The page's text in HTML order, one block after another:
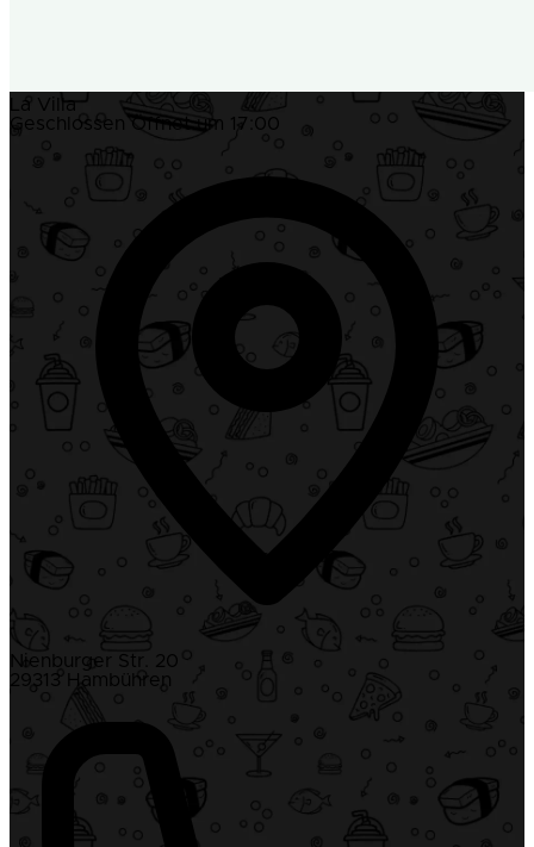
La Villa
Geschlossen Öffnet um 17:00
Nienburger Str. 20
29313 Hambühren